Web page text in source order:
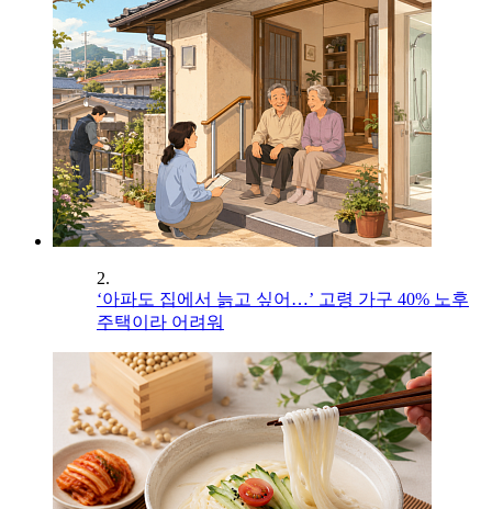
2.
‘아파도 집에서 늙고 싶어…’ 고령 가구 40% 노후
주택이라 어려워